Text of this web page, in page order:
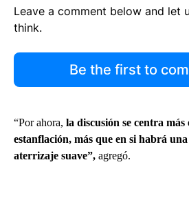
Leave a comment below and let
think.
Be the first to
“Por ahora, la discusión se centra
estanflación, más que en si habrá
aterrizaje suave”, agregó.